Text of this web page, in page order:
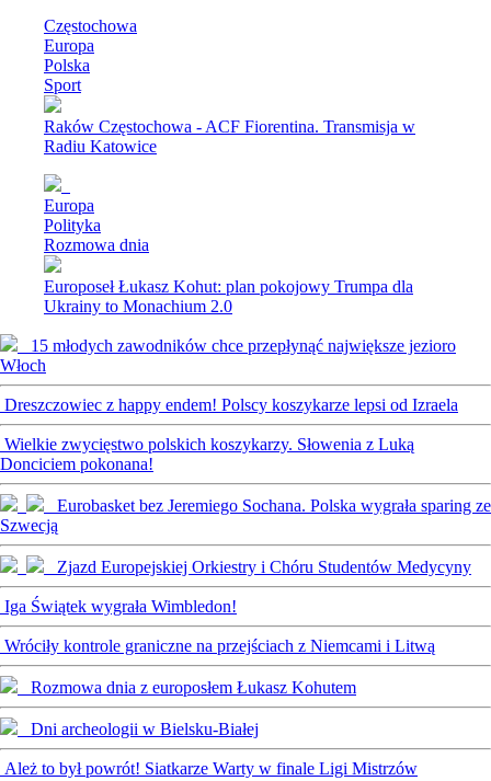
Częstochowa
Europa
Polska
Sport
Raków Częstochowa - ACF Fiorentina. Transmisja w
Radiu Katowice
Europa
Polityka
Rozmowa dnia
Europoseł Łukasz Kohut: plan pokojowy Trumpa dla
Ukrainy to Monachium 2.0
15 młodych zawodników chce przepłynąć największe jezioro
Włoch
Dreszczowiec z happy endem! Polscy koszykarze lepsi od Izraela
Wielkie zwycięstwo polskich koszykarzy. Słowenia z Luką
Donciciem pokonana!
Eurobasket bez Jeremiego Sochana. Polska wygrała sparing ze
Szwecją
Zjazd Europejskiej Orkiestry i Chóru Studentów Medycyny
Iga Świątek wygrała Wimbledon!
Wróciły kontrole graniczne na przejściach z Niemcami i Litwą
Rozmowa dnia z europosłem Łukasz Kohutem
Dni archeologii w Bielsku-Białej
Ależ to był powrót! Siatkarze Warty w finale Ligi Mistrzów